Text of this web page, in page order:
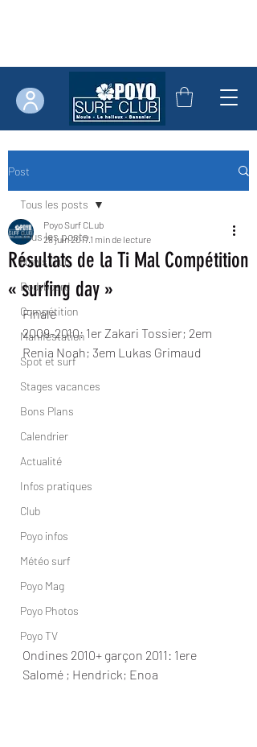
Post
Tous les posts
News Club
Bodyboard
Compétition
Manifestation
Spot et surf
Stages vacances
Bons Plans
Calendrier
Actualité
Infos pratiques
Club
Poyo infos
Météo surf
Poyo Mag
Poyo Photos
Poyo TV
Tous les posts
Résultats de la Ti Mal Compétition
« surfing day »
Poyo Surf CLub
28 juin 20171 min de lecture
Finale
2009-2010: 1er Zakari Tossier; 2em
Renia Noah; 3em Lukas Grimaud
Ondines 2010+ garçon 2011: 1ere
Salomé ; Hendrick; Enoa